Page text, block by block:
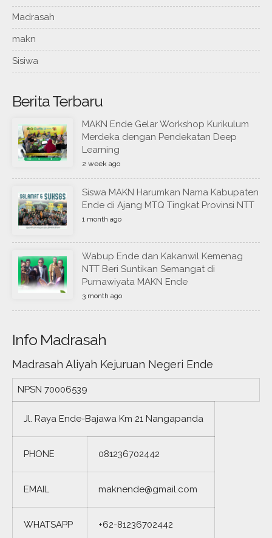
Madrasah
makn
Sisiwa
Berita Terbaru
MAKN Ende Gelar Workshop Kurikulum
Merdeka dengan Pendekatan Deep
Learning
2 week ago
Siswa MAKN Harumkan Nama Kabupaten
Ende di Ajang MTQ Tingkat Provinsi NTT
1 month ago
Wabup Ende dan Kakanwil Kemenag
NTT Beri Suntikan Semangat di
Purnawiyata MAKN Ende
3 month ago
Info Madrasah
Madrasah Aliyah Kejuruan Negeri Ende
NPSN 70006539
Jl. Raya Ende-Bajawa Km 21 Nangapanda
PHONE 081236702442
EMAIL maknende@gmail.com
WHATSAPP +62-81236702442